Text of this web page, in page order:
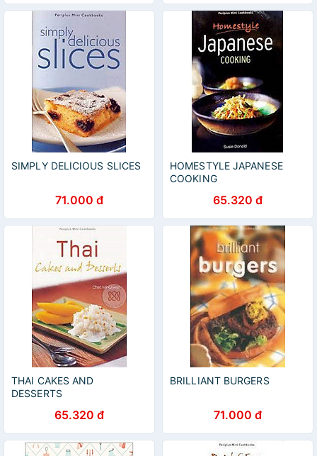
SIMPLY DELICIOUS SLICES
71.000 đ
HOMESTYLE JAPANESE
COOKING
65.320 đ
THAI CAKES AND
DESSERTS
65.320 đ
BRILLIANT BURGERS
71.000 đ